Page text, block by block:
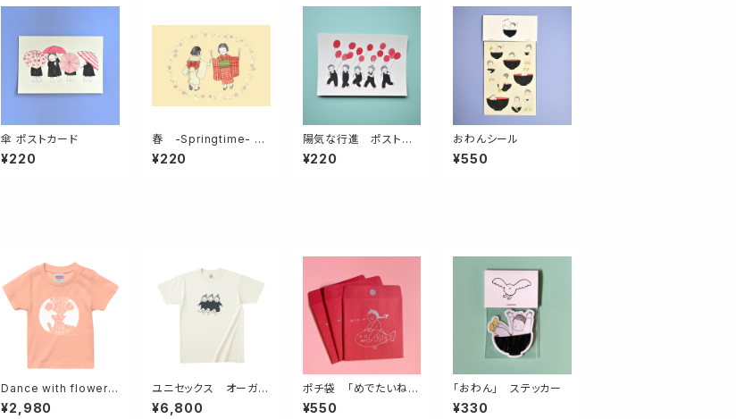
傘 ポストカード
¥220
春 -Springtime- ポ
ストカード
¥220
陽気な行進 ポストカ
ード
¥220
おわんシール
¥550
Dance with flowers
ベビーTシャツ サイズ
９０ アプリコット
¥2,980
ユニセックス オーガニ
ックコットンTシャツ
¥6,800
ポチ袋 「めでたいね！」
3枚入り
¥550
「おわん」 ステッカー
¥330